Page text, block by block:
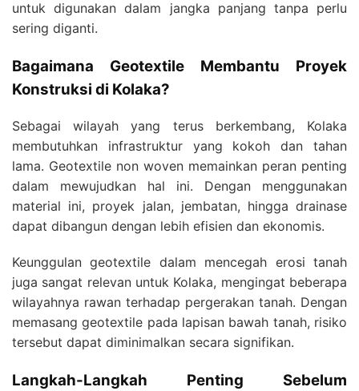
untuk digunakan dalam jangka panjang tanpa perlu
sering diganti.
Bagaimana Geotextile Membantu Proyek
Konstruksi di Kolaka?
Sebagai wilayah yang terus berkembang, Kolaka
membutuhkan infrastruktur yang kokoh dan tahan
lama. Geotextile non woven memainkan peran penting
dalam mewujudkan hal ini. Dengan menggunakan
material ini, proyek jalan, jembatan, hingga drainase
dapat dibangun dengan lebih efisien dan ekonomis.
Keunggulan geotextile dalam mencegah erosi tanah
juga sangat relevan untuk Kolaka, mengingat beberapa
wilayahnya rawan terhadap pergerakan tanah. Dengan
memasang geotextile pada lapisan bawah tanah, risiko
tersebut dapat diminimalkan secara signifikan.
Langkah-Langkah Penting Sebelum